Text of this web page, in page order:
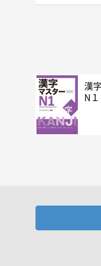
4. ぱぴぷぺぽ
クイズ
ことばの ひろ
４章
1. まみむめも
漢
N